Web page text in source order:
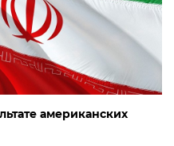
американских